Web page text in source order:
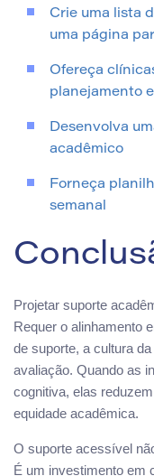
Crie uma lista
uma página
Ofereça
planejamento
Desenvolva
acadêmico
Forneça
semanal
Projetar suporte
Requer o alinhamento
de suporte, a cultura
avaliação. Quando as
cognitiva, elas
equidade acadêmica.
O suporte acessível
É um investimento em